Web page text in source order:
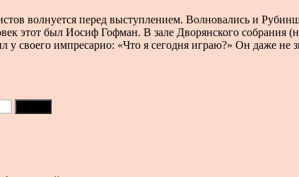
волнуется перед выступлением. Волновались и
этот был Иосиф Гофман. В зале Дворянского
у своего импресарио: «Что я сегодня играю?» Он даже